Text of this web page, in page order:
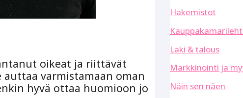
oikeat ja riittävät
varmistamaan oman
hyvä ottaa huomioon jo
Hakemistot
Laki & talous
Markkinointi ja
Näin sen näen